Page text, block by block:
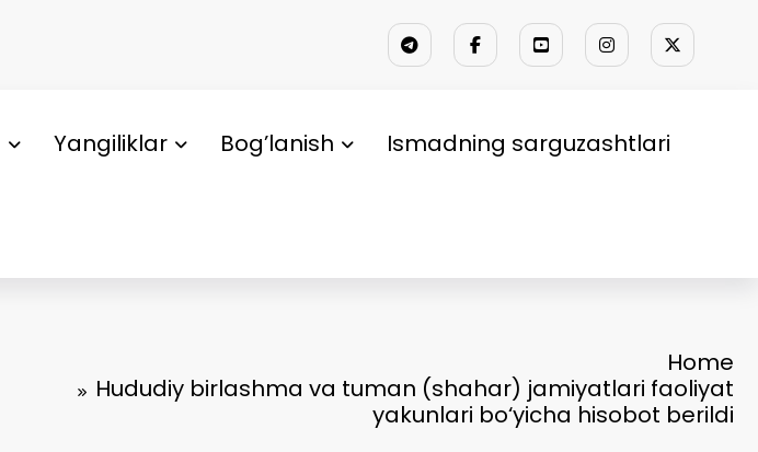
Yangiliklar Bog’lanish Ismadning sarguzashtlari
Home
Hududiy birlashma va tuman (shahar) jamiyatlari faoliyat
yakunlari bo‘yicha hisobot berildi